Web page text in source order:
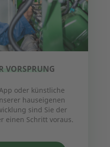
VORSPRUNG
oder künstliche
hauseigenen
sind Sie der
einen Schritt voraus.